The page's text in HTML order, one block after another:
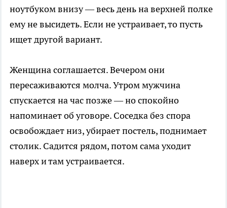
ноутбуком внизу — весь день на верхней полке
ему не высидеть. Если не устраивает, то пусть
ищет другой вариант.
Женщина соглашается. Вечером они
пересаживаются молча. Утром мужчина
спускается на час позже — но спокойно
напоминает об уговоре. Соседка без спора
освобождает низ, убирает постель, поднимает
столик. Садится рядом, потом сама уходит
наверх и там устраивается.